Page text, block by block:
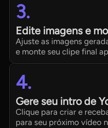
3.
Edite imagens e
Ajuste as imagens
e monte seu clipe final
4.
Gere seu intro de
Clique para criar e
para seu próximo vídeo